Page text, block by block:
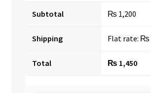
Subtotal ₨ 1,200
Shipping Flat rate: ₨
Total ₨ 1,450